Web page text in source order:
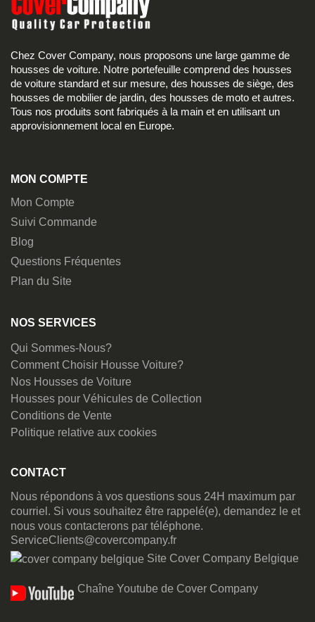
Chez Cover Company, nous proposons une large gamme de
housses de voiture. Notre portefeuille comprend des housses
de voiture standard et sur mesure, des housses de siège, des
housses de mobilier de jardin, des housses de moto et autres.
Tous nos produits sont fabriqués à la main et en utilisant un
approvisionnement local en Europe.
MON COMPTE
Mon Compte
Suivi Commande
Blog
Questions Fréquentes
Plan du Site
NOS SERVICES
Qui Sommes-Nous?
Comment Choisir Housse Voiture?
Nos Housses de Voiture
Housses pour Véhicules de Collection
Conditions de Vente
Politique relative aux cookies
CONTACT
Nous répondons à vos questions sous 24H maximum par
courriel. Si vous souhaitez être rappelé(e), demandez le et
nous vous contacterons par téléphone.
ServiceClients@covercompany.fr
Site Cover Company Belgique
Chaîne Youtube de Cover Company